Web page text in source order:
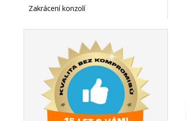
Zakrácení konzolí